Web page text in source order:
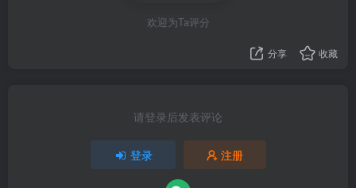
欢迎为Ta评分
分享 收藏
请登录后发表评论
登录 注册